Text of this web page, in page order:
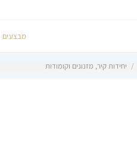
מבצעים
/ יחידות קיר, מזנונים וקומודות